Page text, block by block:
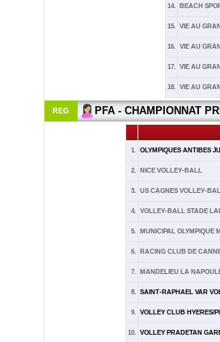
14. BEACH
15. VIE AU
16. VIE AU
17. VIE AU
18. VIE AU
REG PFA - CHAMPIONNAT
1. OLYMPIQUES ANTIBES
2. NICE VOLLEY-BALL
3. US CAGNES VOLLEY-
4. VOLLEY-BALL STADE
5. MUNICIPAL OLYMPIQUE
6. RACING CLUB DE
7. MANDELIEU LA
8. SAINT-RAPHAEL VAR
9. VOLLEY CLUB HYERES/
10. VOLLEY PRADETAN